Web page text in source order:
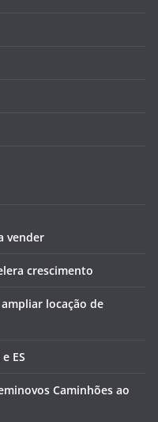
vender
crescimento
locação de
ES
Caminhões ao